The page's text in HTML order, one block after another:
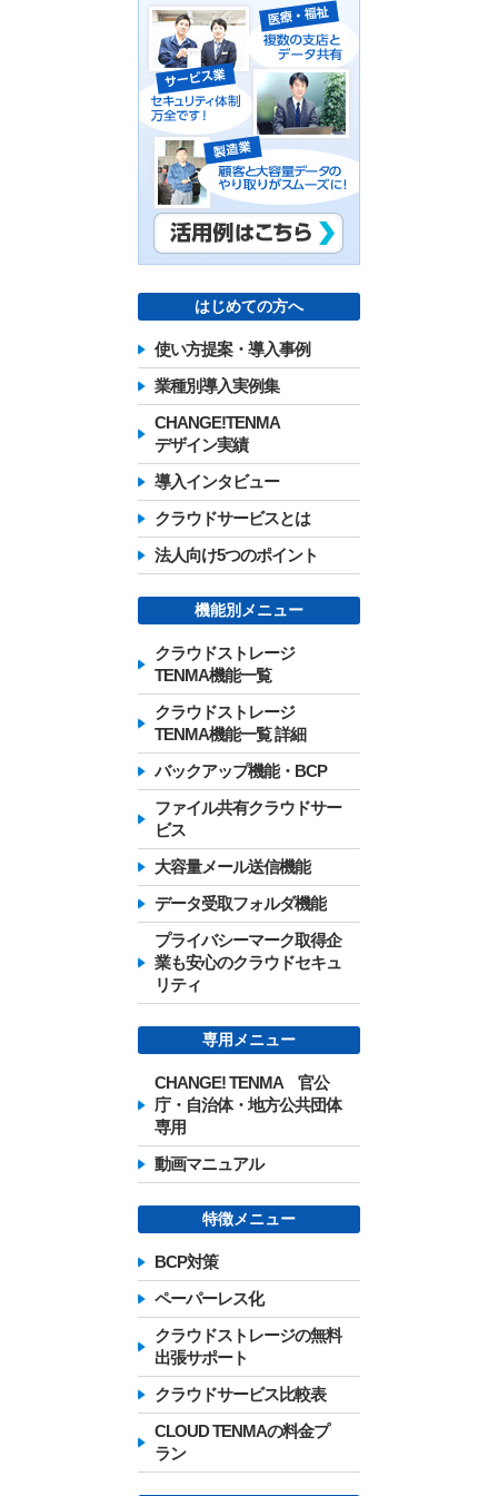
はじめての方へ
使い方提案・導入事例
業種別導入実例集
CHANGE!TENMA
デザイン実績
導入インタビュー
クラウドサービスとは
法人向け5つのポイント
機能別メニュー
クラウドストレージ
TENMA機能一覧
クラウドストレージ
TENMA機能一覧 詳細
バックアップ機能・BCP
ファイル共有クラウドサー
ビス
大容量メール送信機能
データ受取フォルダ機能
プライバシーマーク取得企
業も安心のクラウドセキュ
リティ
専用メニュー
CHANGE! TENMA 官公
庁・自治体・地方公共団体
専用
動画マニュアル
特徴メニュー
BCP対策
ペーパーレス化
クラウドストレージの無料
出張サポート
クラウドサービス比較表
CLOUD TENMAの料金プ
ラン